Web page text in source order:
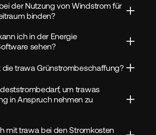
der Nutzung von Windstrom für
binden?
ich in der Energie
sehen?
die trawa Grünstrombeschaffung?
um trawas
in Anspruch nehmen zu
mit trawa bei den Stromkosten